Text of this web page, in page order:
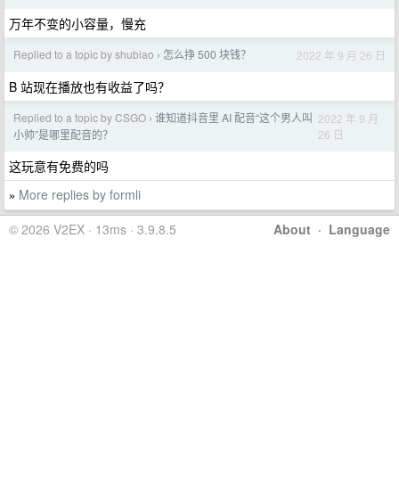
万年不变的小容量，慢充
Replied to a topic by shubiao › 怎么挣 500 块钱？ 2022 年 9 月 26 日
B 站现在播放也有收益了吗？
Replied to a topic by CSGO › 谁知道抖音里 AI 配音“这个男人叫
小帅”是哪里配音的？
2022 年 9 月
26 日
这玩意有免费的吗
» More replies by formli
About · Language
© 2026 V2EX · 13ms · 3.9.8.5